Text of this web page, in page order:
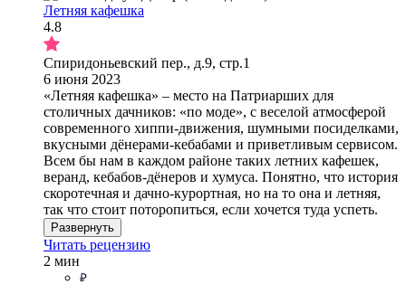
Летняя кафешка
4.8
Спиридоньевский пер., д.9, стр.1
6 июня 2023
«Летняя кафешка» – место на Патриарших для
столичных дачников: «по моде», с веселой атмосферой
современного хиппи-движения, шумными посиделками,
вкусными дёнерами-кебабами и приветливым сервисом.
Всем бы нам в каждом районе таких летних кафешек,
веранд, кебабов-дёнеров и хумуса. Понятно, что история
скоротечная и дачно-курортная, но на то она и летняя,
так что стоит поторопиться, если хочется туда успеть.
Развернуть
Читать рецензию
2 мин